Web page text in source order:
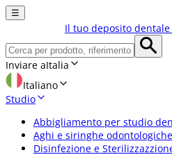
☰
Il tuo deposito
Inviare aItalia
Italiano
Studio
Abbigliamento per studio
Aghi e siringhe odontologiche
Disinfezione e